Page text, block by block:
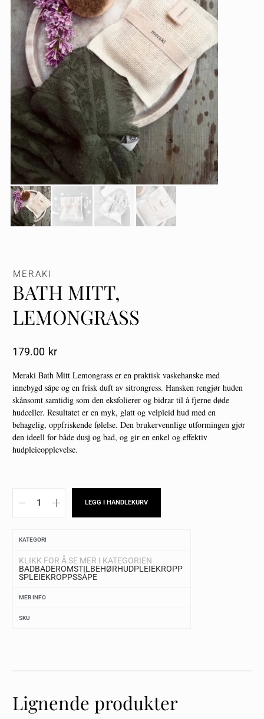
MERAKI
BATH MITT,
LEMONGRASS
179.00 Kr
Meraki Bath Mitt Lemongrass er en praktisk vaskehanske med
innebygd såpe og en frisk duft av sitrongress. Hansken rengjør huden
skånsomt samtidig som den eksfolierer og bidrar til å fjerne døde
hudceller. Resultatet er en myk, glatt og velpleid hud med en
behagelig, oppfriskende følelse. Den brukervennlige utformingen gjør
den ideell for både dusj og bad, og gir en enkel og effektiv
hudpleieopplevelse.
LEGG I HANDLEKURV
KATEGORI
KLIKK FOR Å SE MER I KATEGORIEN
BADBADEROMSTILBEHØRHUDPLEIEKROPP
SPLEIEKROPPSSÅPE
MER INFO
SKU
Lignende produkter